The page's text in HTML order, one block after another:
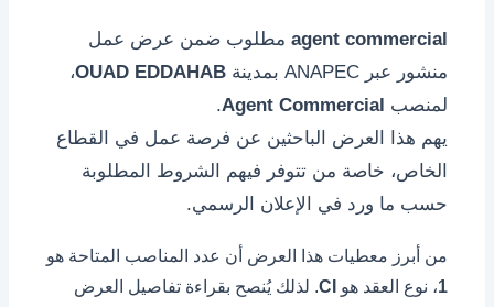
agent commercial مطلوب ضمن عرض عمل
منشور عبر ANAPEC بمدينة
OUAD EDDAHAB،
لمنصب Agent Commercial
.
يهم هذا العرض الباحثين عن فرصة عمل في القطاع
الخاص، خاصة من تتوفر فيهم الشروط المطلوبة
حسب ما ورد في الإعلان الرسمي.
من أبرز معطيات هذا العرض أن عدد المناصب المتاحة هو
1، نوع العقد هو CI. لذلك يُنصح بقراءة تفاصيل العرض